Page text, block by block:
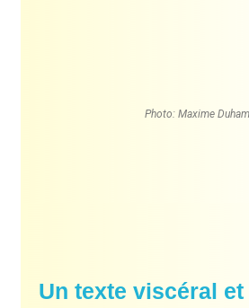
Photo: Maxime
Un texte viscéral